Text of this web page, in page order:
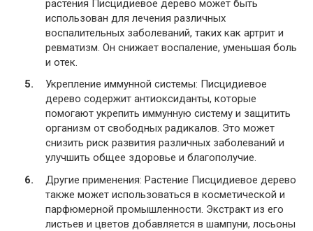
растения Писцидиевое дерево может быть
использован для лечения различных
воспалительных заболеваний, таких как артрит и
ревматизм. Он снижает воспаление, уменьшая боль
и отек.
Укрепление иммунной системы: Писцидиевое
дерево содержит антиоксиданты, которые
помогают укрепить иммунную систему и защитить
организм от свободных радикалов. Это может
снизить риск развития различных заболеваний и
улучшить общее здоровье и благополучие.
Другие применения: Растение Писцидиевое дерево
также может использоваться в косметической и
парфюмерной промышленности. Экстракт из его
листьев и цветов добавляется в шампуни, лосьоны